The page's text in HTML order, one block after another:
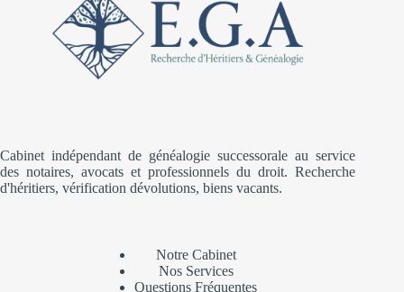
Cabinet indépendant de généalogie successorale au service
des notaires, avocats et professionnels du droit. Recherche
d'héritiers, vérification dévolutions, biens vacants.
Notre Cabinet
Nos Services
Questions Fréquentes